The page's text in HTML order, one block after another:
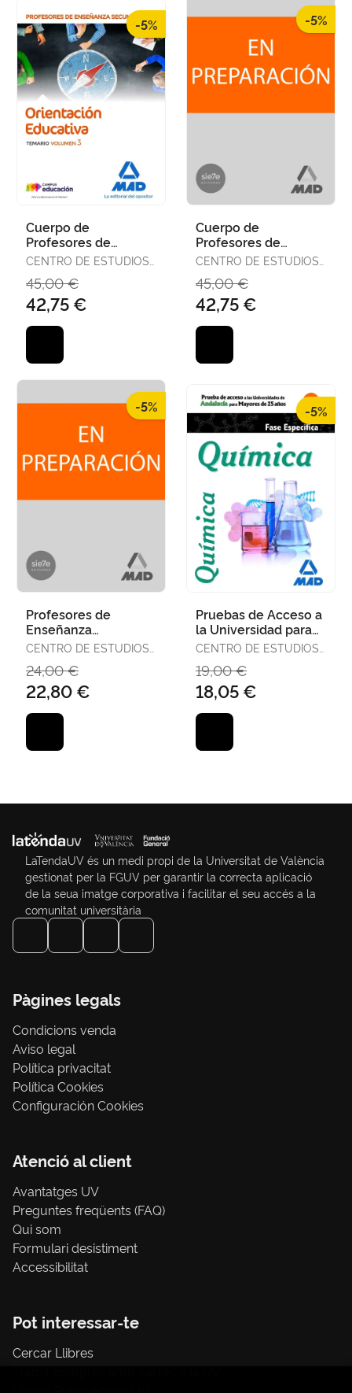
-5%
Cuerpo de
Profesores de
Enseñanza
Orientación
Educativa. Temario
Vo
CENTRO DE ESTUDIOS
45,00 €
42,75 €
-5%
Cuerpo de
Profesores de
Enseñanza
Orientación
Educativa. Temario
Vo
CENTRO DE ESTUDIOS
45,00 €
42,75 €
-5%
Profesores de
Enseñanza
Secundaria.
Orientación
Educativa Plan de
Actuación del
CENTRO DE ESTUDIOS
24,00 €
22,80 €
-5%
Pruebas de Acceso a
la Universidad para
Mayores de 25 Años
Universidades de
Anda
CENTRO DE ESTUDIOS
19,00 €
18,05 €
LaTendaUV és un medi propi de la Universitat de València
gestionat per la FGUV per garantir la correcta aplicació
de la seua imatge corporativa i facilitar el seu accés a la
comunitat universitària
Pàgines legals
Condicions venda
Aviso legal
Política privacitat
Política Cookies
Configuración Cookies
Atenció al client
Avantatges UV
Preguntes freqüents (FAQ)
Qui som
Formulari desistiment
Accessibilitat
Pot interessar-te
Cercar Llibres